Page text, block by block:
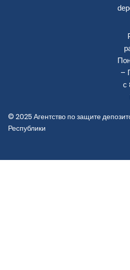
–
с
© 2025 Агентство по защите
Республики